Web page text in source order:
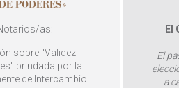
PODERES»
as:
sobre "Validez
brindada por la
de Intercambio
El
El
a